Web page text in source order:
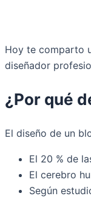
Hoy te comparto
diseñador
¿Por qué
El diseño de un
El 20 % de
El cerebro
Según